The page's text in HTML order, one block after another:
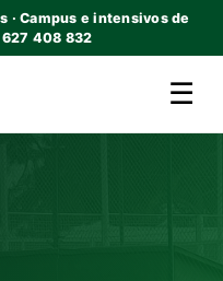
Campus e intensivos de
627 408 832
☰